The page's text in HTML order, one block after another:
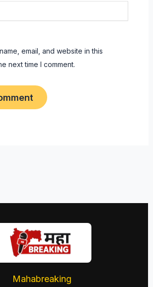
email, and website in this
next time I comment.
Mahabreaking